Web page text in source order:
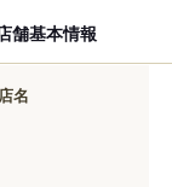
舗基本情報
店名